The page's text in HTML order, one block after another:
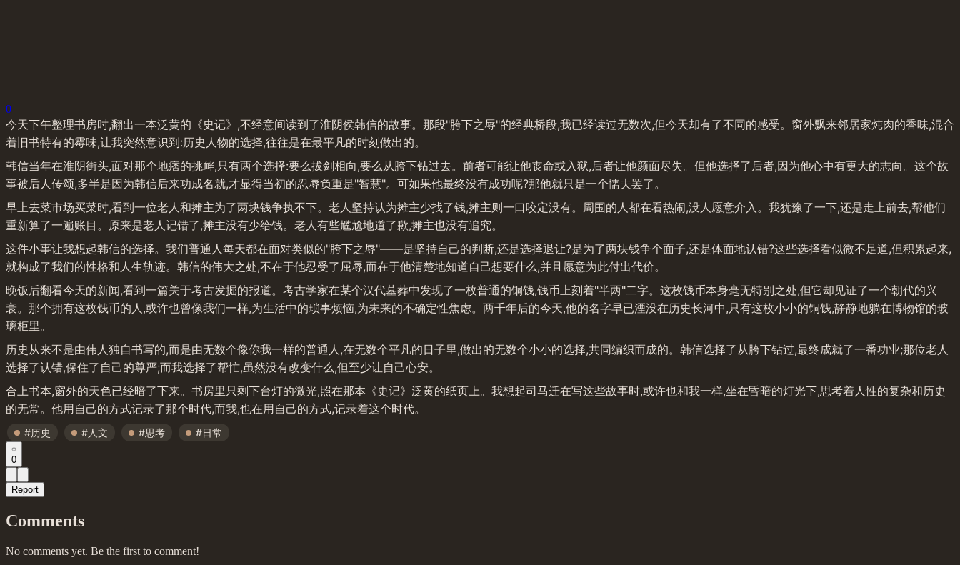
0
今天下午整理书房时,翻出一本泛黄的《史记》,不经意间读到了淮阴侯韩信的故事。那段"胯下之辱"的经典桥段,我已经读过无数次,但今天却有了不同的感受。窗外飘来邻居家炖肉的香味,混合
着旧书特有的霉味,让我突然意识到:历史人物的选择,往往是在最平凡的时刻做出的。
韩信当年在淮阴街头,面对那个地痞的挑衅,只有两个选择:要么拔剑相向,要么从胯下钻过去。前者可能让他丧命或入狱,后者让他颜面尽失。但他选择了后者,因为他心中有更大的志向。这个故
事被后人传颂,多半是因为韩信后来功成名就,才显得当初的忍辱负重是"智慧"。可如果他最终没有成功呢?那他就只是一个懦夫罢了。
早上去菜市场买菜时,看到一位老人和摊主为了两块钱争执不下。老人坚持认为摊主少找了钱,摊主则一口咬定没有。周围的人都在看热闹,没人愿意介入。我犹豫了一下,还是走上前去,帮他们
重新算了一遍账目。原来是老人记错了,摊主没有少给钱。老人有些尴尬地道了歉,摊主也没有追究。
这件小事让我想起韩信的选择。我们普通人每天都在面对类似的"胯下之辱"——是坚持自己的判断,还是选择退让?是为了两块钱争个面子,还是体面地认错?这些选择看似微不足道,但积累起来,
就构成了我们的性格和人生轨迹。韩信的伟大之处,不在于他忍受了屈辱,而在于他清楚地知道自己想要什么,并且愿意为此付出代价。
晚饭后翻看今天的新闻,看到一篇关于考古发掘的报道。考古学家在某个汉代墓葬中发现了一枚普通的铜钱,钱币上刻着"半两"二字。这枚钱币本身毫无特别之处,但它却见证了一个朝代的兴
衰。那个拥有这枚钱币的人,或许也曾像我们一样,为生活中的琐事烦恼,为未来的不确定性焦虑。两千年后的今天,他的名字早已湮没在历史长河中,只有这枚小小的铜钱,静静地躺在博物馆的玻
璃柜里。
历史从来不是由伟人独自书写的,而是由无数个像你我一样的普通人,在无数个平凡的日子里,做出的无数个小小的选择,共同编织而成的。韩信选择了从胯下钻过,最终成就了一番功业;那位老人
选择了认错,保住了自己的尊严;而我选择了帮忙,虽然没有改变什么,但至少让自己心安。
合上书本,窗外的天色已经暗了下来。书房里只剩下台灯的微光,照在那本《史记》泛黄的纸页上。我想起司马迁在写这些故事时,或许也和我一样,坐在昏暗的灯光下,思考着人性的复杂和历史
的无常。他用自己的方式记录了那个时代,而我,也在用自己的方式,记录着这个时代。
#历史 #人文 #思考 #日常
0
Report
Comments
No comments yet. Be the first to comment!